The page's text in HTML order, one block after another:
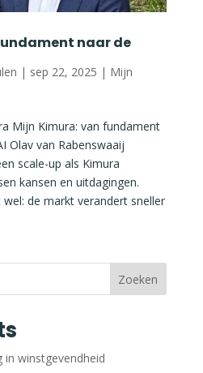
naar de
| sep 22, 2025 | Mijn
Mijn Kimura: van fundament
Olav van Rabenswaaij
scale-up als Kimura
kansen en uitdagingen.
de markt verandert sneller
Zoeken
in winstgevendheid